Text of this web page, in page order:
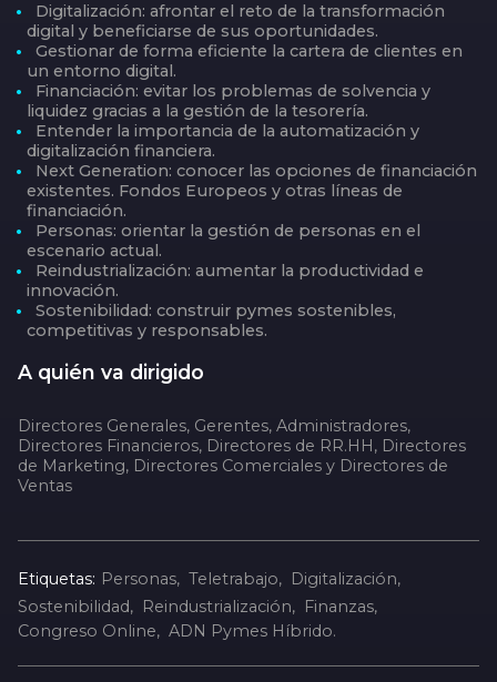
Digitalización: afrontar el reto de la transformación
digital y beneficiarse de sus oportunidades.
Gestionar de forma eficiente la cartera de clientes en
un entorno digital.
Financiación: evitar los problemas de solvencia y
liquidez gracias a la gestión de la tesorería.
Entender la importancia de la automatización y
digitalización financiera.
Next Generation: conocer las opciones de financiación
existentes. Fondos Europeos y otras líneas de
financiación.
Personas: orientar la gestión de personas en el
escenario actual.
Reindustrialización: aumentar la productividad e
innovación.
Sostenibilidad: construir pymes sostenibles,
competitivas y responsables.
A quién va dirigido
Directores Generales, Gerentes, Administradores,
Directores Financieros, Directores de RR.HH, Directores
de Marketing, Directores Comerciales y Directores de
Ventas
Etiquetas: Personas Teletrabajo
Digitalización
Sostenibilidad
Reindustrialización
Finanzas
Congreso Online
ADN Pymes Híbrido